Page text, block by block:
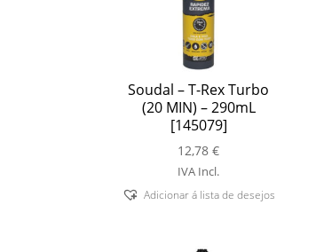
Soudal – T-Rex Turbo
(20 MIN) – 290mL
[145079]
12,78€
IVA Incl.
Adicionar á lista de desejos